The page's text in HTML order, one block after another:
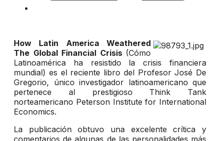
How Latin America Weathered
The Global Financial Crisis (Cómo
Latinoamérica ha resistido la crisis financiera
mundial) es el reciente libro del Profesor José De
Gregorio, único investigador latinoamericano que
pertenece al prestigioso Think Tank
norteamericano Peterson Institute for International
Economics.
La publicación obtuvo una excelente crítica y